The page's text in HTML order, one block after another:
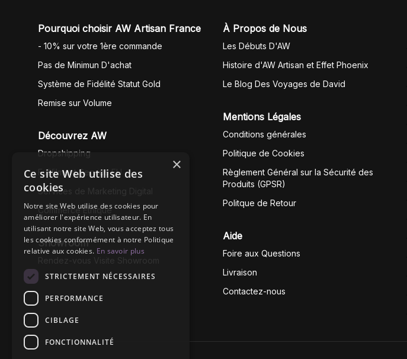
Pourquoi choisir AW Artisan France
- 10% sur votre 1ère commande
Pas de Minimun D'achat
Système de Fidélité Statut Gold
Remise sur Volume
Découvrez AW
Dropshipping
Fullfilment Service EU
Services de Marketing Digital
Commerce Éthique
Showroom
À Propos de Nous
Les Débuts D'AW
Histoire d'AW Artisan et Effet Phoenix
Le Blog Des Voyages de David
Mentions Légales
Conditions générales
Politique de Cookies
Règlement Général sur la Sécurité des
Produits (GPSR)
Politque de Retour
Aide
Foire aux Questions
Livraison
Contactez-nous
×
Ce site Web utilise des
cookies
Notre site Web utilise des cookies pour
améliorer l'expérience utilisateur. En
utilisant notre site Web, vous acceptez tous
les cookies conformément à notre Politique
relative aux cookies. En savoir plus
STRICTEMENT NÉCESSAIRES
PERFORMANCE
CIBLAGE
FONCTIONNALITÉ